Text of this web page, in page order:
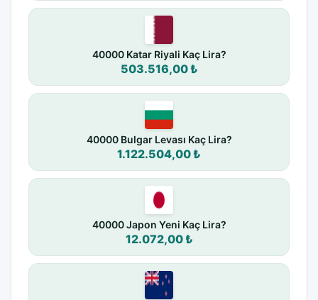
40000 Katar Riyali Kaç Lira?
503.516,00 ₺
40000 Bulgar Levası Kaç Lira?
1.122.504,00 ₺
40000 Japon Yeni Kaç Lira?
12.072,00 ₺